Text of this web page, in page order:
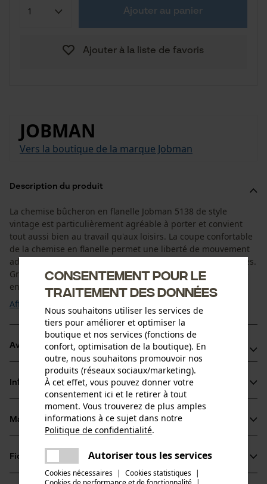
Ajouter au panier
Ajouter à la liste de favoris
JOBMAN
Vers la boutique de la marque Jobman
Description du produit
La chemise bûcheron en flanelle Jobman 5138 de style
vintage est particulièrement agréable à porter et convient
tout aussi bien au travail qu'aux loisirs. La coupe confortable
de la chemise en flanelle permet une liberté de mouvement
adéquate, même pour les activités physiquement exigeantes.
Grâce à une combinaison de couleurs tendance, la chemise
en flanelle à carreaux se combine ...
Afficher plus
Avantages du produit
Le motif à carreaux est intégralement tissé en coton de
qualité supérieure, ce qui signifie qu'il ne se délave pas et
qu'il est donc plus durable
Flanelle douce, très agréable sur la peau
Informations sur le produit
Détails du produit
Type de manche
manches longues
Matériau & entretien
Matériau
Fiches techniques
Fiche de données de sécurité du produit (PDF)
Consentement pour le
traitement des données
Nous souhaitons utiliser les services de
tiers pour améliorer et optimiser la
boutique et nos services (fonctions de
confort, optimisation de la boutique). En
outre, nous souhaitons promouvoir nos
produits (réseaux sociaux/marketing).
À cet effet, vous pouvez donner votre
consentement ici et le retirer à tout
moment. Vous trouverez de plus amples
informations à ce sujet dans notre
Politique de confidentialité.
Autoriser tous les services
Cookies nécessaires | Cookies statistiques |
Une erreur s'est produite. Veuillez
essayer encore.
partager
partager